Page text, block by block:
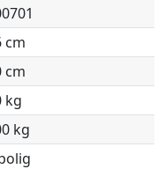
cm
cm
kg
kg